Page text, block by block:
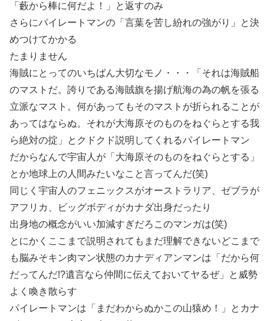
「藪から棒に何だよ！」と返すのみ
さらにパイレートマンの「言葉を苦し紛れの強がり」と決
めつけてかかる
たまりません
海賊にとってのいちばん大切なモノ・・・「それは海賊船
のマストだ。誇りである海賊旗を揚げ航海の為の帆を張る
立派なマスト。何があってもそのマストが折られることが
あってはならぬ。それが大海原そのものをねぐらとする我
ら絶対の掟」とクドクド説明してくれるパイレートマン
だからなんで宇宙人が「大海原そのものをねぐらとする」
とか地球上の人間みたいなこと言ってんだ(笑)
同じく宇宙人のフェニックスがオーストラリア、ゼブラが
アフリカ、ビッグボディがカナダ出身だったり
出身地の概念がいい加減すぎだろこのマンガは(笑)
とにかくここまで説明されてもまだ理解できないどこまで
も脳みそキン肉マン状態のカナディアンマンは「だから何
だってんだ!?遺言なら仲間に伝えておいてヤるぜ」と威勢
よく喚き散らす
パイレートマンは「まだわからぬかこの山猿め！」とカナ